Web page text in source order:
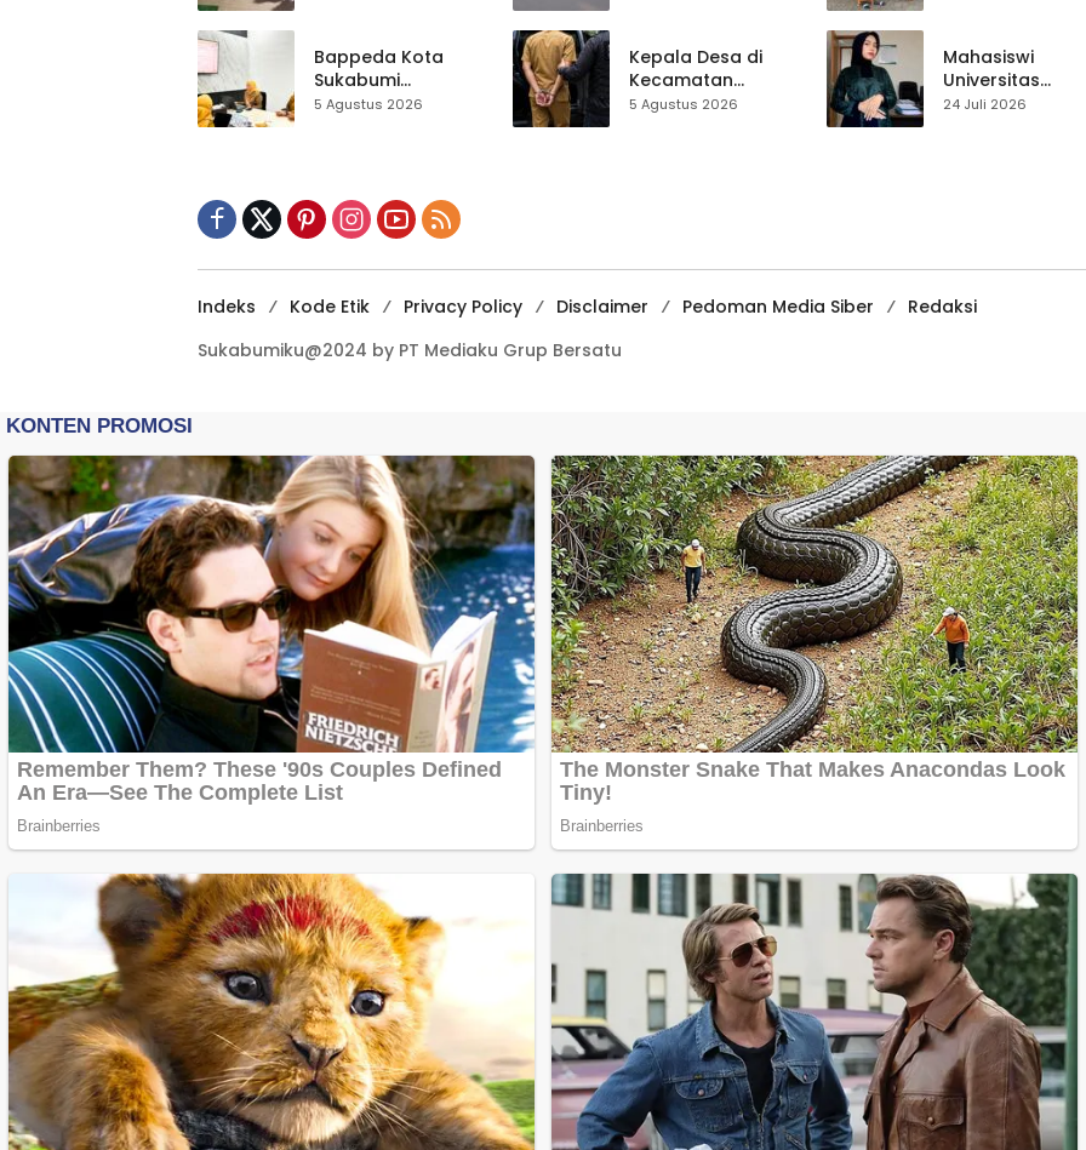
Lewat Boneka
Tangan
Bappeda Kota
Sukabumi
Matangkan Inovasi
5 Agustus 2026
Kepala Desa di
Kecamatan
Ciemas Diduga
5 Agustus 2026
Pasar Cisaat
Mahasiswi
Universitas
Muhammadiyah
24 Juli 2026
Indeks Kode Etik Privacy Policy Disclaimer Pedoman Media Siber
Redaksi
Sukabumiku@2024 by PT Mediaku Grup Bersatu